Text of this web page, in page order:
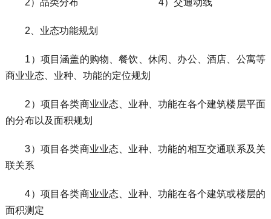
2、业态功能规划
1）项目涵盖的购物、餐饮、休闲、办公、酒店、公寓等
商业业态、业种、功能的定位规划
2）项目各类商业业态、业种、功能在各个建筑楼层平面
的分布以及面积规划
3）项目各类商业业态、业种、功能的相互交通联系及关
联关系
4）项目各类商业业态、业种、功能在各个建筑或楼层的
面积测定